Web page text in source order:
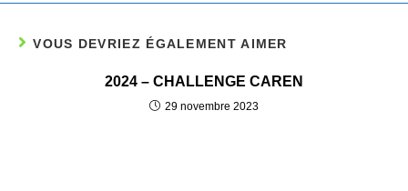
VOUS DEVRIEZ ÉGALEMENT AIMER
2024 – CHALLENGE CAREN
29 novembre 2023